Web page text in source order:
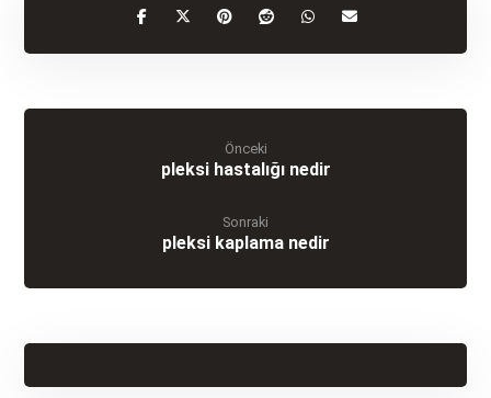
Önceki
pleksi hastalığı nedir
Sonraki
pleksi kaplama nedir